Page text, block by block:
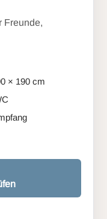
Freunde,
× 190 cm